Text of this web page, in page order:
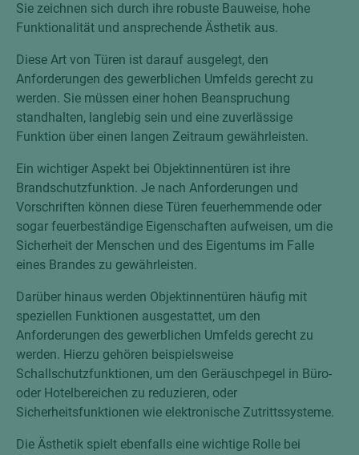
Sie zeichnen sich durch ihre robuste Bauweise, hohe
Funktionalität und ansprechende Ästhetik aus.
Diese Art von Türen ist darauf ausgelegt, den
Anforderungen des gewerblichen Umfelds gerecht zu
werden. Sie müssen einer hohen Beanspruchung
standhalten, langlebig sein und eine zuverlässige
Funktion über einen langen Zeitraum gewährleisten.
Ein wichtiger Aspekt bei Objektinnentüren ist ihre
Brandschutzfunktion. Je nach Anforderungen und
Vorschriften können diese Türen feuerhemmende oder
sogar feuerbeständige Eigenschaften aufweisen, um die
Sicherheit der Menschen und des Eigentums im Falle
eines Brandes zu gewährleisten.
Darüber hinaus werden Objektinnentüren häufig mit
speziellen Funktionen ausgestattet, um den
Anforderungen des gewerblichen Umfelds gerecht zu
werden. Hierzu gehören beispielsweise
Schallschutzfunktionen, um den Geräuschpegel in Büro-
oder Hotelbereichen zu reduzieren, oder
Sicherheitsfunktionen wie elektronische Zutrittssysteme.
Die Ästhetik spielt ebenfalls eine wichtige Rolle bei